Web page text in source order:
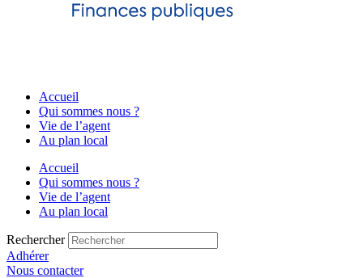
Accueil
Qui sommes nous ?
Vie de l’agent
Au plan local
Accueil
Qui sommes nous ?
Vie de l’agent
Au plan local
Rechercher
Adhérer
Nous contacter